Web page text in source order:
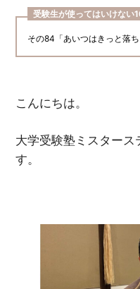
受験生が使ってはいけない
その84「あいつはきっと落ち
こんにちは。
大学受験塾ミスター
す。